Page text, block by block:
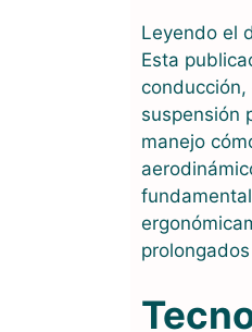
Leyendo el
Esta
conducción,
suspensión
manejo